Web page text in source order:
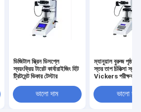
ডিজিটাল স্ক্রিন ডিসপ্লে
স্বয়ংক্রিয় টারেট কার্বারাইজিং হিট
ট্রিটমেন্ট ভিকার টেস্টার
ভালো দাম
ম্যানুয়াল বুরুজ পৃষ্ঠ
স্তর তাপ চিকিত্সা
Vickers পরীক্ষক
ভালো দাম